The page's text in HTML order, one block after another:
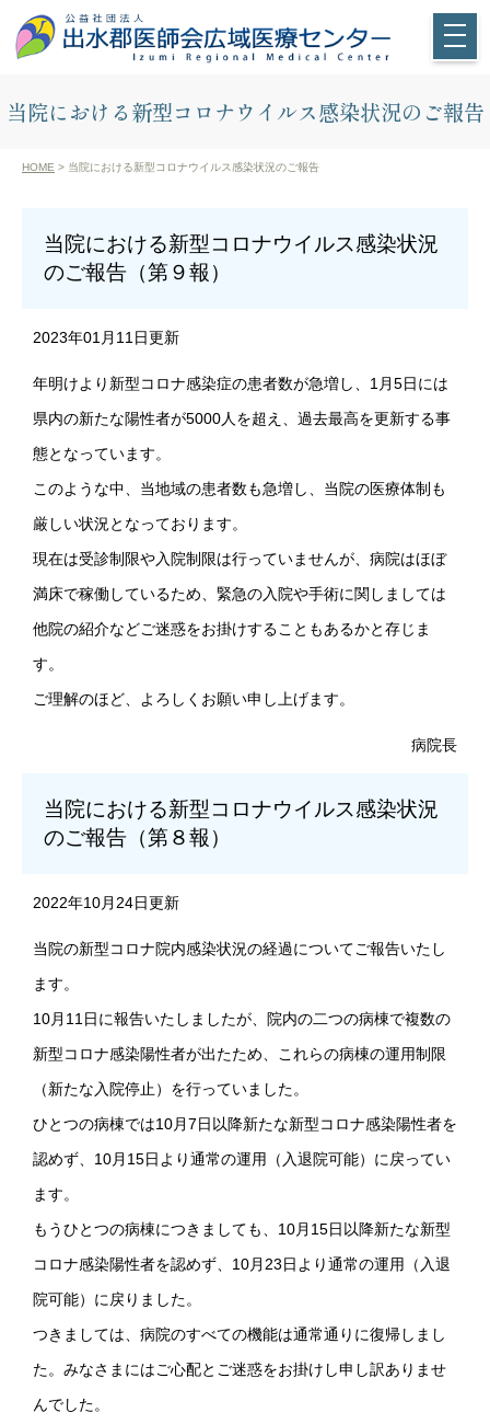
当院における新型コロナウイルス感染状況のご報告
HOME > 当院における新型コロナウイルス感染状況のご報告
当院における新型コロナウイルス感染状況
のご報告（第９報）
2023年01月11日更新
年明けより新型コロナ感染症の患者数が急増し、1月5日には
県内の新たな陽性者が5000人を超え、過去最高を更新する事
態となっています。
このような中、当地域の患者数も急増し、当院の医療体制も
厳しい状況となっております。
現在は受診制限や入院制限は行っていませんが、病院はほぼ
満床で稼働しているため、緊急の入院や手術に関しましては
他院の紹介などご迷惑をお掛けすることもあるかと存じま
す。
ご理解のほど、よろしくお願い申し上げます。
病院長
当院における新型コロナウイルス感染状況
のご報告（第８報）
2022年10月24日更新
当院の新型コロナ院内感染状況の経過についてご報告いたし
ます。
10月11日に報告いたしましたが、院内の二つの病棟で複数の
新型コロナ感染陽性者が出たため、これらの病棟の運用制限
（新たな入院停止）を行っていました。
ひとつの病棟では10月7日以降新たな新型コロナ感染陽性者を
認めず、10月15日より通常の運用（入退院可能）に戻ってい
ます。
もうひとつの病棟につきましても、10月15日以降新たな新型
コロナ感染陽性者を認めず、10月23日より通常の運用（入退
院可能）に戻りました。
つきましては、病院のすべての機能は通常通りに復帰しまし
た。みなさまにはご心配とご迷惑をお掛けし申し訳ありませ
んでした。